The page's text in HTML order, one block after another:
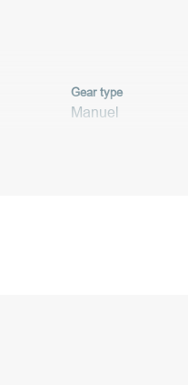
Gear type
Manuel